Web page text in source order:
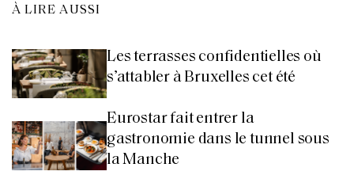
À LIRE AUSSI
Les terrasses confidentielles où
s’attabler à Bruxelles cet été
Eurostar fait entrer la
gastronomie dans le tunnel sous
la Manche